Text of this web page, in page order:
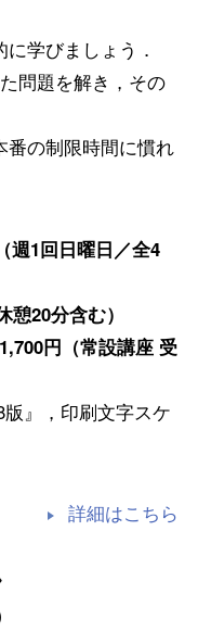
学びましょう．
問題を解き，その
番の制限時間に慣れ
1回日曜日／全4
20分含む）
円（常設講座 受
』，印刷文字スケ
詳細はこちら